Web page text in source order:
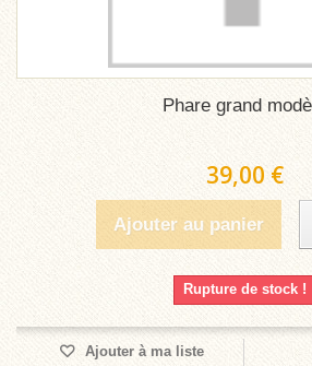
Phare grand
39,00 €
Ajouter au panier
Rupture de stock !
Ajouter à ma liste